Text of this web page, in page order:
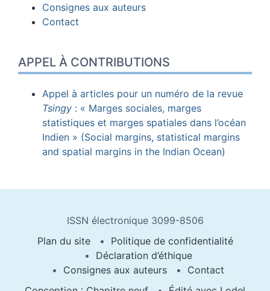
Consignes aux auteurs
Contact
APPEL À CONTRIBUTIONS
Appel à articles pour un numéro de la revue
Tsingy : « Marges sociales, marges
statistiques et marges spatiales dans l’océan
Indien » (Social margins, statistical margins
and spatial margins in the Indian Ocean)
ISSN électronique 3099-8506
Plan du site
Politique de confidentialité
Déclaration d’éthique
Consignes aux auteurs
Contact